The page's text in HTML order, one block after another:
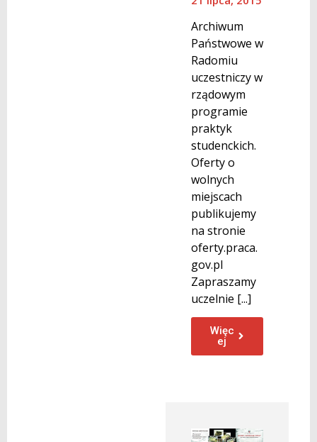
Archiwum
Państwowe w
Radomiu
uczestniczy w
rządowym
programie
praktyk
studenckich.
Oferty o
wolnych
miejscach
publikujemy
na stronie
oferty.praca.
gov.pl
Zapraszamy
uczelnie [...]
Więc
ej